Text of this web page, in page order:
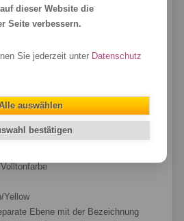
und Bilder sind so auch auf farbigen
gut sichtbar.
sowie bei Werbeschildern aus
weiß korrekt in Ihren
Vollton-Farbe:
Yellow
Ebene mit der Bezeichnung
dieser Website die
Seite verbessern.
Sie jederzeit unter Datenschutz
auswählen
bestätigen